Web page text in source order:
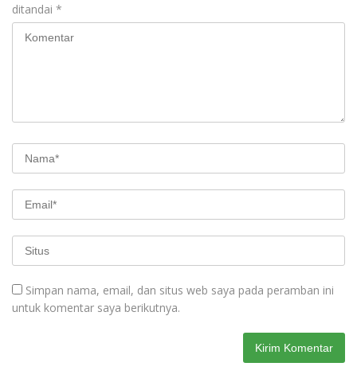
ditandai *
Simpan nama, email, dan situs web saya pada peramban ini
untuk komentar saya berikutnya.